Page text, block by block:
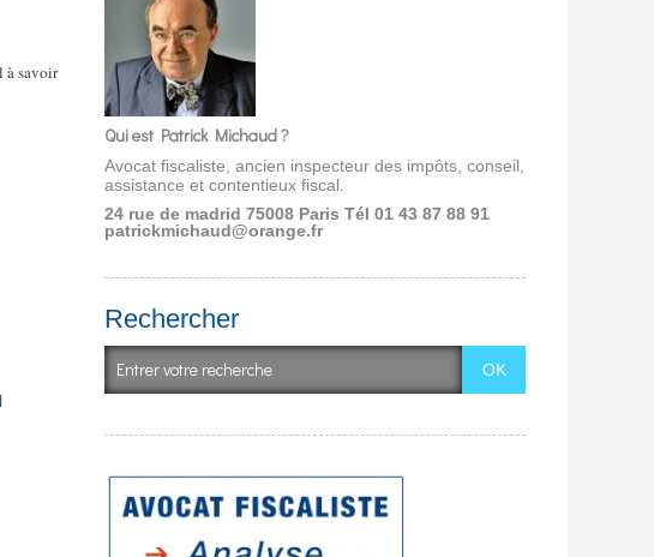
à savoir
Qui est Patrick Michaud ?
Avocat fiscaliste, ancien inspecteur des impôts, conseil,
assistance et contentieux fiscal.
24 rue de madrid 75008 ParisTél 01 43 87 88 91
patrickmichaud@orange.fr
Rechercher